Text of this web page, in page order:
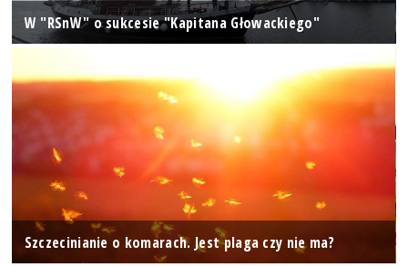
W "RSnW" o sukcesie "Kapitana Głowackiego"
Szczecinianie o komarach. Jest plaga czy nie ma?